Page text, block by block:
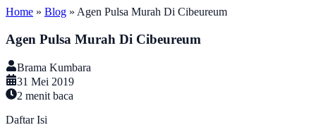
Home » Blog » Agen Pulsa Murah Di Cibeureum
Agen Pulsa Murah Di Cibeureum
Brama Kumbara
31 Mei 2019
2 menit baca
Daftar Isi